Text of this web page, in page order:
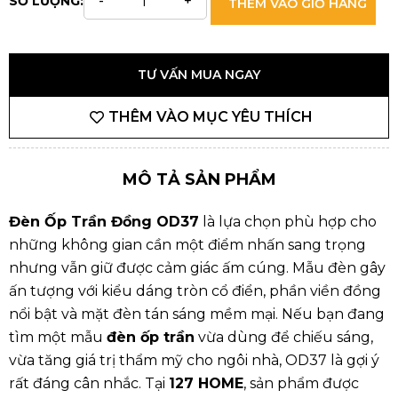
TƯ VẤN MUA NGAY
THÊM VÀO MỤC YÊU THÍCH
MÔ TẢ SẢN PHẨM
Đèn Ốp Trần Đồng OD37 là lựa chọn phù hợp cho
những không gian cần một điểm nhấn sang trọng
nhưng vẫn giữ được cảm giác ấm cúng. Mẫu đèn gây
ấn tượng với kiểu dáng tròn cổ điển, phần viền đồng
nổi bật và mặt đèn tán sáng mềm mại. Nếu bạn đang
tìm một mẫu đèn ốp trần vừa dùng để chiếu sáng,
vừa tăng giá trị thẩm mỹ cho ngôi nhà, OD37 là gợi ý
rất đáng cân nhắc. Tại 127 HOME, sản phẩm được